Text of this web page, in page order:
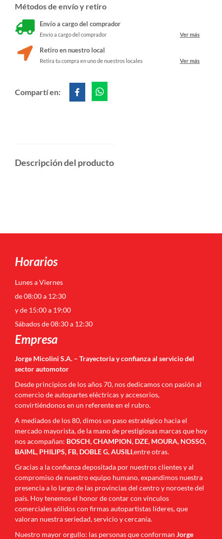
Métodos de envío y retiro
Envío a cargo del comprador
Envío a cargo del comprador Ver más
Retiro en nuestro local
Retira tu compra en uno de nuestros locales Ver más
Compartí en:
Descripción del producto
Horarios
Lunes a Viernes
de 08:00 a 12:30
y de 15:00 a 19:00
Sábados de 08:30 a 12:30
Empresa
Jorge Micolini S.A. – Trayectoria y confianza al servicio del
sector automotor
Desde principios de los años 70, nos dedicamos con pasión al
comercio de autopartes eléctricas y accesorios,
convirtiéndonos en un referente en el rubro.
A mediados de los 80, dimos un paso estratégico hacia el
mercado mayorista, de la mano de prestigiosas marcas que hoy
nos acompañan: BOSCH, CHAMPION, DZE, MOURA, NOSSO,
BAIML, PHILIPS, FB, DOBLE G, AUSILI,entre otras.
Gracias a la confianza depositada por nuestros clientes y al
compromiso de nuestro equipo humano, expandimos nuestra
presencia a lo largo de las provincias del centro y noroeste del
país. Hoy tenemos el honor de contar con vínculos
comerciales sólidos con firmas autopartistas líderes, que
valoran nuestra seriedad, servicio y cercanía.
Nuestro mayor orgullo: las personas que conforman Jorge